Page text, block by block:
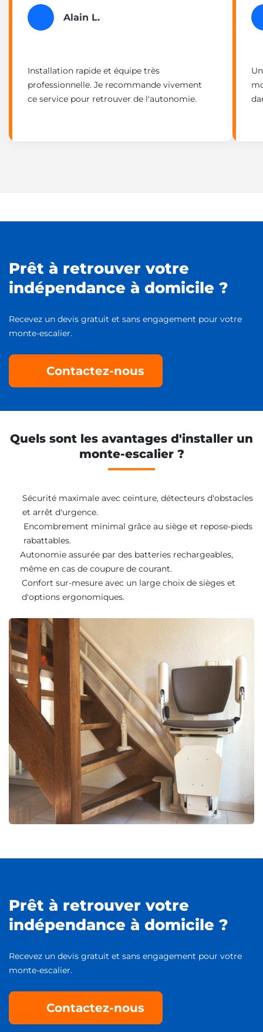
Alain L.
Installation rapide et équipe très
professionnelle. Je recommande vivement
ce service pour retrouver de l'autonomie.
Prêt à retrouver votre
indépendance à domicile ?
Recevez un devis gratuit et sans engagement pour votre
monte-escalier.
Contactez-nous
Quels sont les avantages d'installer un
monte-escalier ?
Sécurité maximale avec ceinture, détecteurs d'obstacles
et arrêt d'urgence.
Encombrement minimal grâce au siège et repose-pieds
rabattables.
Autonomie assurée par des batteries rechargeables,
même en cas de coupure de courant.
Confort sur-mesure avec un large choix de sièges et
d'options ergonomiques.
Prêt à retrouver votre
indépendance à domicile ?
Recevez un devis gratuit et sans engagement pour votre
monte-escalier.
Contactez-nous